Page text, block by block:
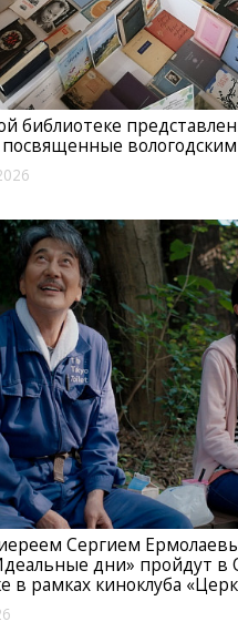
библиотеке
Сергием
дни» пройдут в
в рамках киноклуба